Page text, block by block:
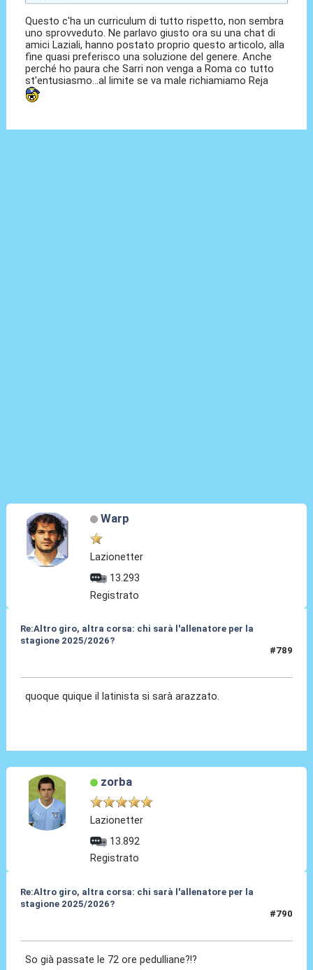
Questo c'ha un curriculum di tutto rispetto, non sembra
uno sprovveduto. Ne parlavo giusto ora su una chat di
amici Laziali, hanno postato proprio questo articolo, alla
fine quasi preferisco una soluzione del genere. Anche
perché ho paura che Sarri non venga a Roma co tutto
st'entusiasmo...al limite se va male richiamiamo Reja
Warp
Lazionetter
13.293
Registrato
Re:Altro giro, altra corsa: chi sarà l'allenatore per la
stagione 2025/2026?
#789
quoque quique il latinista si sarà arazzato.
zorba
Lazionetter
13.892
Registrato
Re:Altro giro, altra corsa: chi sarà l'allenatore per la
stagione 2025/2026?
#790
So già passate le 72 ore pedulliane?!?